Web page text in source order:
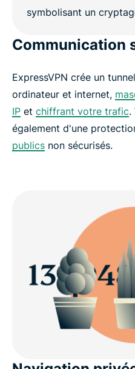
Communication
ExpressVPN crée un
ordinateur et internet,
IP et chiffrant votre trafic.
également d'une
publics non sécurisés.